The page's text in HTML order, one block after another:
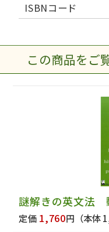
ISBNコード
この商品をご
謎解きの英文法
定価 1,760円 （本体